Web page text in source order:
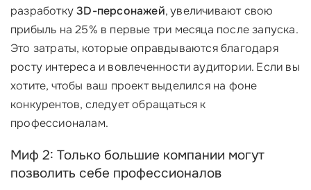
разработку3D-персонажей, увеличивают свою
прибыль на 25% в первые три месяца после запуска.
Это затраты, которые оправдываются благодаря
росту интереса и вовлеченности аудитории. Если вы
хотите, чтобы ваш проект выделился на фоне
конкурентов, следует обращаться к
профессионалам.
Миф 2: Только большие компании могут
позволить себе профессионалов